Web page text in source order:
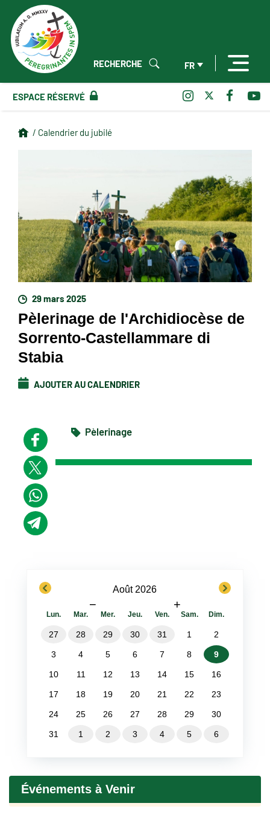
FR
RECHERCHE
ESPACE RÉSERVÉ
/ Calendrier du jubilé
29 mars 2025
Pèlerinage de l'Archidiocèse de
Sorrento-Castellammare di
Stabia
AJOUTER AU CALENDRIER
Pèlerinage
previous Août 2026
− +
next
Lun. Mar. Mer. Jeu. Ven. Sam. Dim.
27 28 29 30 31 1 2
3 4 5 6 7 8 9
10 11 12 13 14 15 16
17 18 19 20 21 22 23
24 25 26 27 28 29 30
31 1 2 3 4 5 6
Événements à Venir